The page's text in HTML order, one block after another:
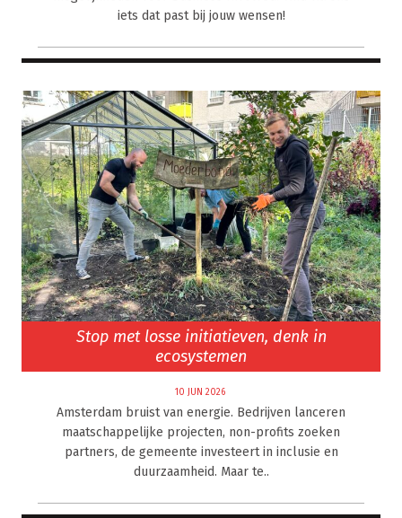
iets dat past bij jouw wensen!
Stop met losse initiatieven, denk in
ecosystemen
10 JUN 2026
Amsterdam bruist van energie. Bedrijven lanceren
maatschappelijke projecten, non-profits zoeken
partners, de gemeente investeert in inclusie en
duurzaamheid. Maar te..